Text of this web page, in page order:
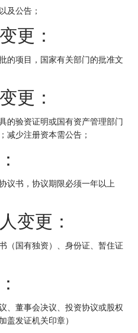
及公告；
更：
的项目，国家有关部门的批准文
更：
的验资证明或国有资产管理部门
减少注册资本需公告；
议书，协议期限必须一年以上
变更：
（国有独资）、身份证、暂住证
、董事会决议、投资协议或股权
盖发证机关印章）